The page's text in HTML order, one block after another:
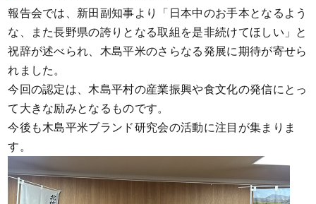
報告会では、新田副知事より「日本中のお手本となるよう
な、また長野県の誇りとなる取組を是非続けてほしい」と
祝辞が述べられ、木島平米のさらなる発展に期待が寄せら
れました。
今回の認定は、木島平村の産業振興や食文化の発信にとっ
て大きな励みとなるものです。
今後も木島平米ブランド研究会の活動に注目が集まりま
す。